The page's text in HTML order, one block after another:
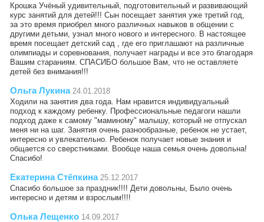
Крошка Учёный удивительный, подготовительный и развивающий
курс занятий для детей!!! Сын посещает занятия уже третий год,
за это время приобрел много различных навыков в общении с
другими детьми, узнал много нового и интересного. В настоящее
время посещает детский сад , где его приглашают на различные
олимпиады и соревнования, получает награды и все это благодаря
Вашим стараниям. СПАСИБО большое Вам, что не оставляете
детей без внимания!!!
Ольга Лукина 24.01.2018
Ходили на занятия два года. Нам нравится индивидуальный
подход к каждому ребенку. Профессиональные педагоги нашли
подход даже к самому "маминому" малышу, который не отпускал
меня ни на шаг. Занятия очень разнообразные, ребенок не устает,
интересно и увлекательно. Ребенок получает новые знания и
общается со сверстниками. Вообще наша семья очень довольна!
Спасибо!
Екатерина Стёпкина 25.12.2017
Спасибо большое за праздник!!!! Дети довольны, Было очень
интересно и детям и взрослым!!!!
Олька Лещенко 14.09.2017